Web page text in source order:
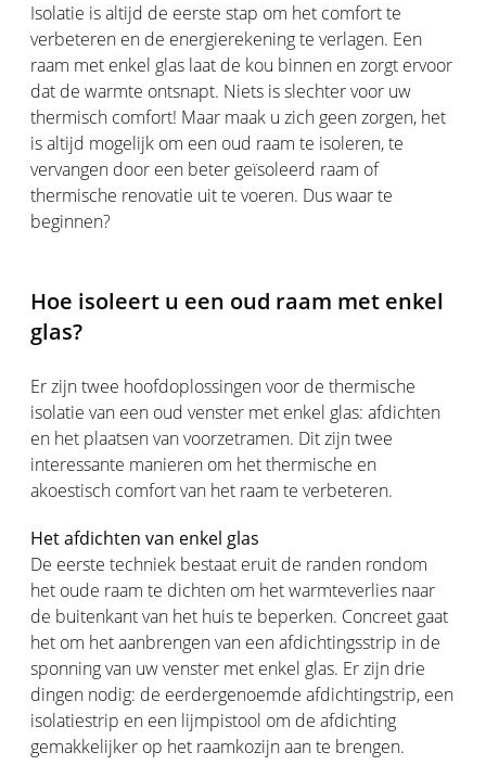
Isolatie is altijd de eerste stap om het comfort te
verbeteren en de energierekening te verlagen. Een
raam met enkel glas laat de kou binnen en zorgt ervoor
dat de warmte ontsnapt. Niets is slechter voor uw
thermisch comfort! Maar maak u zich geen zorgen, het
is altijd mogelijk om een oud raam te isoleren, te
vervangen door een beter geïsoleerd raam of
thermische renovatie uit te voeren. Dus waar te
beginnen?
Hoe isoleert u een oud raam met enkel
glas?
Er zijn twee hoofdoplossingen voor de thermische
isolatie van een oud venster met enkel glas: afdichten
en het plaatsen van voorzetramen. Dit zijn twee
interessante manieren om het thermische en
akoestisch comfort van het raam te verbeteren.
Het afdichten van enkel glas
De eerste techniek bestaat eruit de randen rondom
het oude raam te dichten om het warmteverlies naar
de buitenkant van het huis te beperken. Concreet gaat
het om het aanbrengen van een afdichtingsstrip in de
sponning van uw venster met enkel glas. Er zijn drie
dingen nodig: de eerdergenoemde afdichtingstrip, een
isolatiestrip en een lijmpistool om de afdichting
gemakkelijker op het raamkozijn aan te brengen.